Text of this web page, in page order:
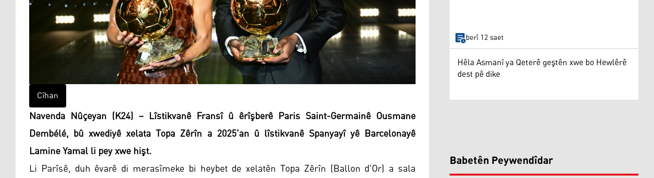
Cîhan
Navenda Nûçeyan (K24) – Lîstikvanê Fransî û êrîşberê Paris Saint-Germainê Ousmane
Dembélé, bû xwediyê xelata Topa Zêrîn a 2025'an û lîstikvanê Spanyayî yê Barcelonayê
Lamine Yamal li pey xwe hişt.
Li Parîsê, duh êvarê di merasîmeke bi heybet de xelatên Topa Zêrîn (Ballon d'Or) a sala
berî 12 saet
Hêla Asmanî ya Qeterê geştên xwe bo Hewlêrê
dest pê dike
Babetên Peywendîdar